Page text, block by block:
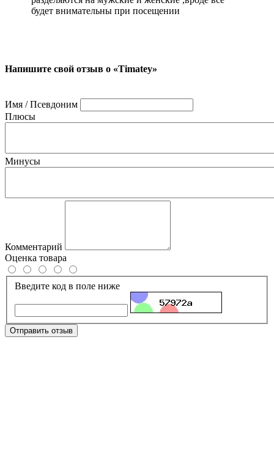
будет внимательны при посещении
Напишите свой отзыв о «Timatey»
Имя / Псевдоним
Плюсы
Минусы
Комментарий
Оценка товара
Введите код в поле ниже
Отправить отзыв